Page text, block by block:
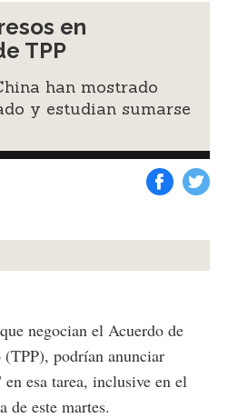
en
TPP
han mostrado
y estudian sumarse
negocian el Acuerdo de
podrían anunciar
esa tarea, inclusive en el
de este martes.